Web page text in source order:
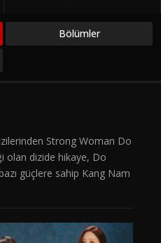
Bölümler
Strong Woman Do
olan dizide hikaye, Do
güçlere sahip Kang Nam